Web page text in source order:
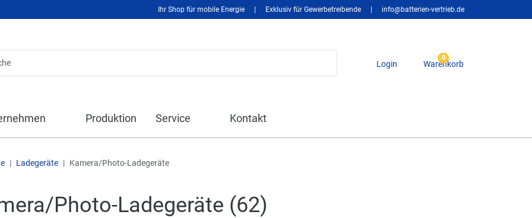
Ihr Shop für mobile Energie Exklusiv für Gewerbetreibende info@batterien-vertrieb.de
Login
0
Warenkorb
Produktion Service Kontakt
Ladegeräte Kamera/Photo-Ladegeräte
Photo-Ladegeräte (62)